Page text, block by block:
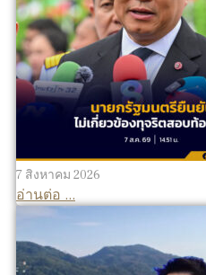
7 สิงหาคม 2026
อ่านต่อ ...